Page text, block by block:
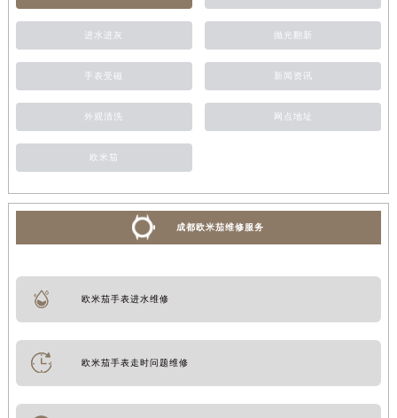
进水进灰 抛光翻新
手表受磁 新闻资讯
外观清洗 网点地址
欧米茄
成都欧米茄维修服务
欧米茄手表进水维修
欧米茄手表走时问题维修